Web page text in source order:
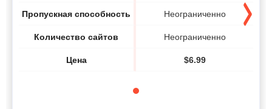
Пропускная способность
Количество сайтов
Цена
Неограниченно
Неограниченно
$6.99